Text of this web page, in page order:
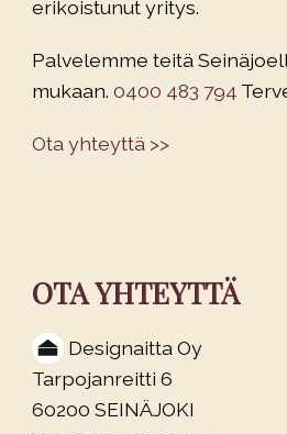
erikoistunut yritys.
Palvelemme teitä
mukaan. 0400 483 794
Ota yhteyttä >>
OTA YHTEYTTÄ
Designaitta Oy
Tarpojanreitti 6
60200 SEINÄJOKI